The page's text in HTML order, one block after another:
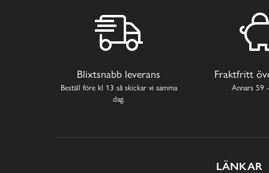
Blixtsnabb leverans
Beställ före kl 13 så skickar vi samma
dag.
Fraktfritt
Annars 59
LÄNKAR